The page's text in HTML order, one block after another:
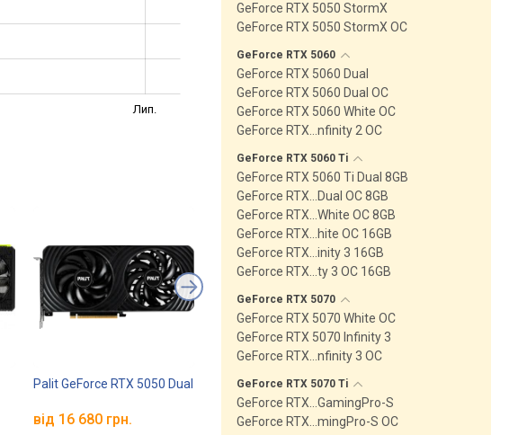
Лип.
Palit GeForce RTX 5050 Dual
від 16 680 грн.
Palit GeForce RTX 3060 Ti
Dual OC V1 LHR
від 13 999 грн.
OC
від 23 063 грн.
GeForce RTX 5050 StormX
GeForce RTX 5050 StormX OC
GeForce RTX 5060
GeForce RTX 5060 Dual
GeForce RTX 5060 Dual OC
GeForce RTX 5060 White OC
GeForce RTX…nfinity 2 OC
GeForce RTX 5060 Ti
GeForce RTX 5060 Ti Dual 8GB
GeForce RTX…Dual OC 8GB
GeForce RTX…White OC 8GB
GeForce RTX…hite OC 16GB
GeForce RTX…inity 3 16GB
GeForce RTX…ty 3 OC 16GB
GeForce RTX 5070
GeForce RTX 5070 White OC
GeForce RTX 5070 Infinity 3
GeForce RTX…nfinity 3 OC
GeForce RTX 5070 Ti
GeForce RTX…GamingPro-S
GeForce RTX…mingPro-S OC